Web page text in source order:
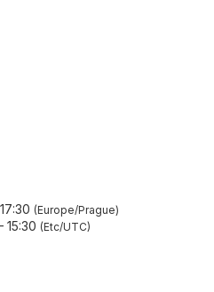
17:30 Europe/Prague
15:30 Etc/UTC